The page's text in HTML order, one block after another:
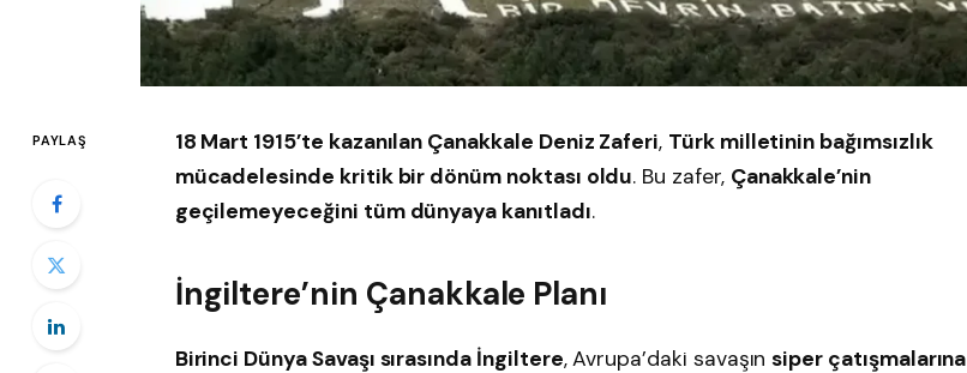
PAYLAŞ 18 Mart 1915’te kazanılan Çanakkale Deniz Zaferi, Türk milletinin bağımsızlık
mücadelesinde kritik bir dönüm noktası oldu. Bu zafer, Çanakkale’nin
geçilemeyeceğini tüm dünyaya kanıtladı.
İngiltere’nin Çanakkale Planı
Birinci Dünya Savaşı sırasında İngiltere, Avrupa’daki savaşınsiper çatışmalarına